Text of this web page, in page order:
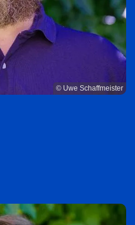
© Uwe Schaffmeister